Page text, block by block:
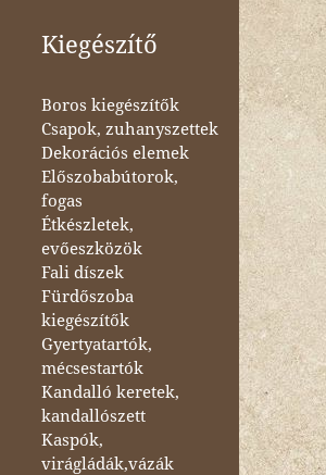
Kiegészítő
Boros kiegészítők
Csapok, zuhanyszettek
Dekorációs elemek
Előszobabútorok,
fogas
Étkészletek,
evőeszközök
Fali díszek
Fürdőszoba
kiegészítők
Gyertyatartók,
mécsestartók
Kandalló keretek,
kandallószett
Kaspók,
virágládák,vázák